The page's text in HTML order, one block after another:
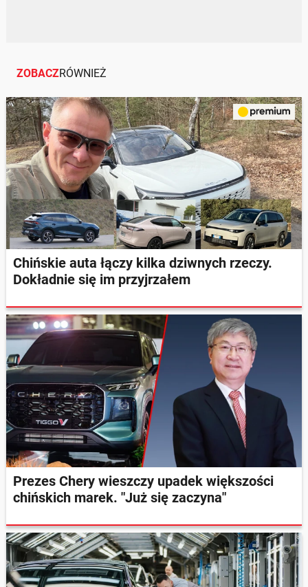
ZOBACZRÓWNIEŻ
Chińskie auta łączy kilka dziwnych rzeczy.
Dokładnie się im przyjrzałem
Prezes Chery wieszczy upadek większości
chińskich marek. "Już się zaczyna"